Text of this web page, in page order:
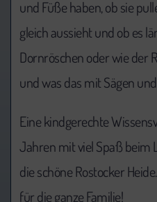
und Füße haben, ob sie
gleich aussieht und ob es
Dornröschen oder wie der
und was das mit Sägen
Eine kindgerechte
Jahren mit viel Spaß beim
die schöne Rostocker
für die ganze Familie!